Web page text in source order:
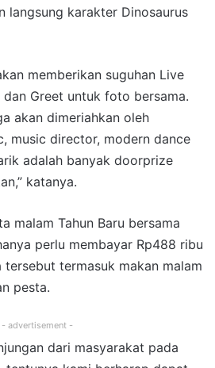
langsung karakter Dinosaurus
memberikan suguhan Live
Greet untuk foto bersama.
akan dimeriahkan oleh
music director, modern dance
adalah banyak doorprize
katanya.
malam Tahun Baru bersama
perlu membayar Rp488 ribu
termasuk makan malam
pesta.
- advertisement -
dari masyarakat pada